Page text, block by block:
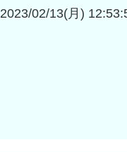
2023/02/13(月)